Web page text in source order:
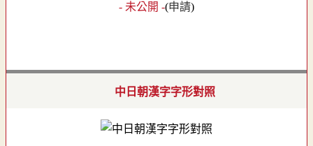
- 未公開 -(申請)
中日朝漢字字形對照